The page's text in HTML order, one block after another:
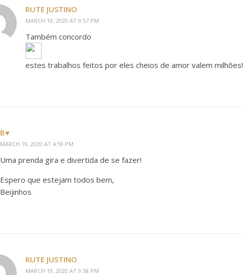
RUTE JUSTINO
MARCH 19, 2020 AT 9:57 PM
Também concordo
estes trabalhos feitos por eles cheios de amor valem milhões!
B♥
MARCH 19, 2020 AT 4:59 PM
Uma prenda gira e divertida de se fazer!
Espero que estejam todos bem,
Beijinhos
RUTE JUSTINO
MARCH 19, 2020 AT 9:58 PM